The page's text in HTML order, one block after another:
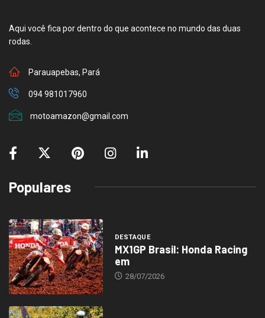
Aqui você fica por dentro do que acontece no mundo das duas
rodas.
Parauapebas, Pará
094 981017960
motoamazon@gmail.com
Populares
DESTAQUE
MX1GP Brasil: Honda Racing
em
28/07/2026